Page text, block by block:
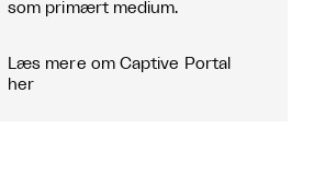
som primært medium.
Læs mere om Captive Portal
her